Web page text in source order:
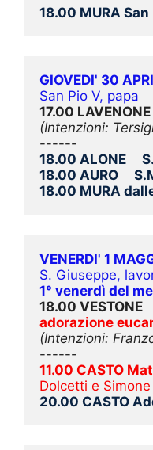
18.00 MURA
GIOVEDI' 30
San Pio V, papa
17.00
(Intenzioni:
------
18.00 ALONE
18.00 AURO
18.00 MURA
VENERDI' 1
S. Giuseppe,
1° venerdì del
18.00 VESTONE
adorazione
(Intenzioni:
------
11.00 CASTO
Dolcetti e
20.00 CASTO